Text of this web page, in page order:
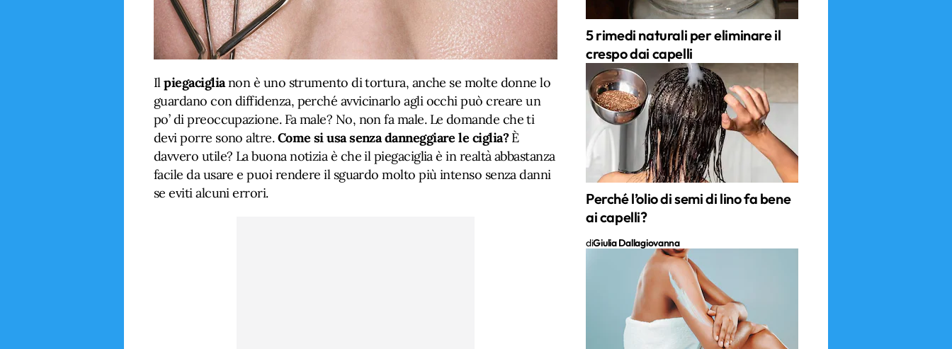
Ilpiegaciglianon è uno strumento di tortura, anche se molte donne lo
guardano con diffidenza, perché avvicinarlo agli occhi può creare un
po’ di preoccupazione. Fa male? No, non fa male. Le domande che ti
devi porre sono altre.Come si usa senza danneggiare le ciglia?È
davvero utile? La buona notizia è che il piegaciglia è in realtà abbastanza
facile da usare e puoi rendere il sguardo molto più intenso senza danni
se eviti alcuni errori.
5 rimedi naturali per eliminare il
crespo dai capelli
Perché l’olio di semi di lino fa bene
ai capelli?
diGiulia Dallagiovanna